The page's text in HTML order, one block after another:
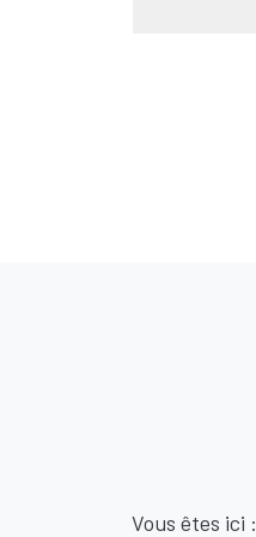
Vous êtes ici :